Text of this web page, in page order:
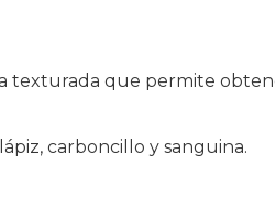
texturada que permite
carboncillo y sanguina.